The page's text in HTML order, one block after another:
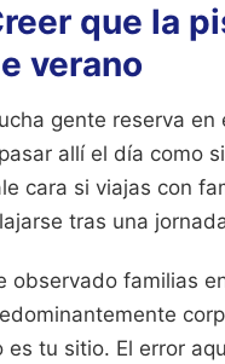
que la
verano
gente reserva
allí el día como
cara si viajas con
tras una
observado familias
es tu sitio. El error